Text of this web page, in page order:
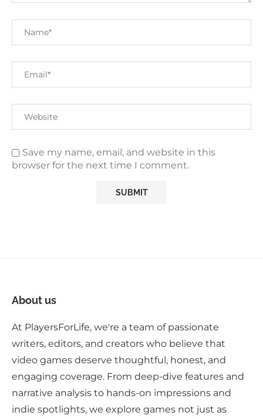
Save my name, email, and website in this
browser for the next time I comment.
About us
At PlayersForLife, we're a team of passionate
writers, editors, and creators who believe that
video games deserve thoughtful, honest, and
engaging coverage. From deep-dive features and
narrative analysis to hands-on impressions and
indie spotlights, we explore games not just as